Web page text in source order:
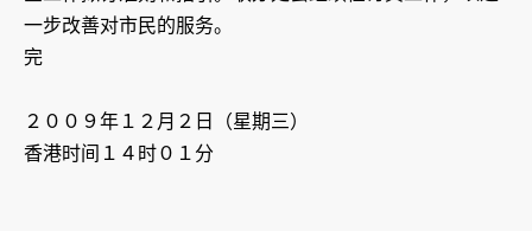
一步改善对市民的服务。
完
２００９年１２月２日（星期三）
香港时间１４时０１分